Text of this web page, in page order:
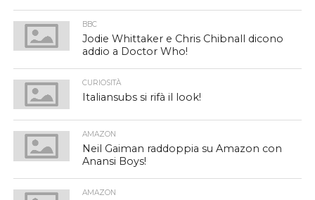
BBC
Jodie Whittaker e Chris Chibnall dicono
addio a Doctor Who!
CURIOSITÀ
Italiansubs si rifà il look!
AMAZON
Neil Gaiman raddoppia su Amazon con
Anansi Boys!
AMAZON